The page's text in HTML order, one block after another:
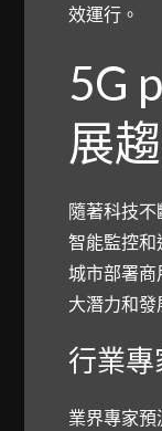
效運行。
5G
展
隨著科技
智能監控
城市部署商
大潛力和發
行業
業界專家